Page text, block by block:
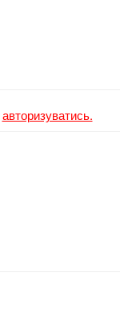
авторизуватись.